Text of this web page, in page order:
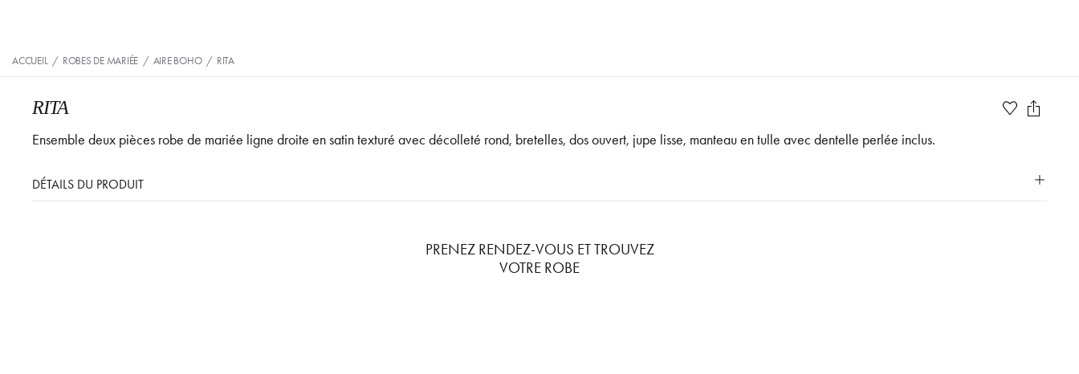
ACCUEIL / ROBES DE MARIÉE / AIRE BOHO / RITA
RITA
Ensemble deux pièces robe de mariée ligne droite en satin texturé avec décolleté rond, bretelles, dos ouvert, jupe lisse, manteau en tulle avec dentelle perlée inclus.
DÉTAILS DU PRODUIT
PRENEZ RENDEZ-VOUS ET TROUVEZ
VOTRE ROBE